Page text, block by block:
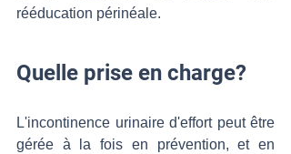
rééducation périnéale.
Quelle prise en charge?
L'incontinence urinaire d'effort peut être
gérée à la fois en prévention, et en